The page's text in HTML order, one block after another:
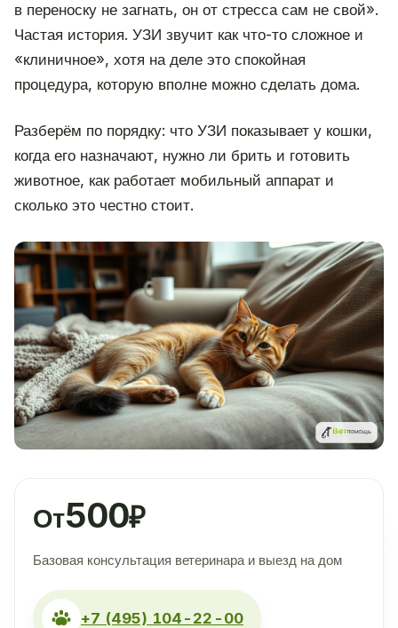
в переноску не загнать, он от стресса сам не свой».
Частая история. УЗИ звучит как что-то сложное и
«клиничное», хотя на деле это спокойная
процедура, которую вполне можно сделать дома.
Разберём по порядку: что УЗИ показывает у кошки,
когда его назначают, нужно ли брить и готовить
животное, как работает мобильный аппарат и
сколько это честно стоит.
От500₽
Базовая консультация ветеринара и выезд на дом
+7 (495) 104-22-00